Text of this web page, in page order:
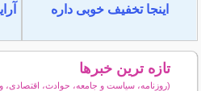
اینجا تخفیف خوبی داره
تازه ترین خبرها
(روزنامه، سیاست و جامعه، حوادث، اقتصادی،